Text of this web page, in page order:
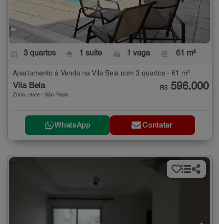
3 quartos 1 suíte 1 vaga 61 m²
Apartamento à Venda na Vila Bela com 3 quartos - 61 m²
Vila Bela
Zona Leste - São Paulo
R$ 596.000
WhatsApp Contatar